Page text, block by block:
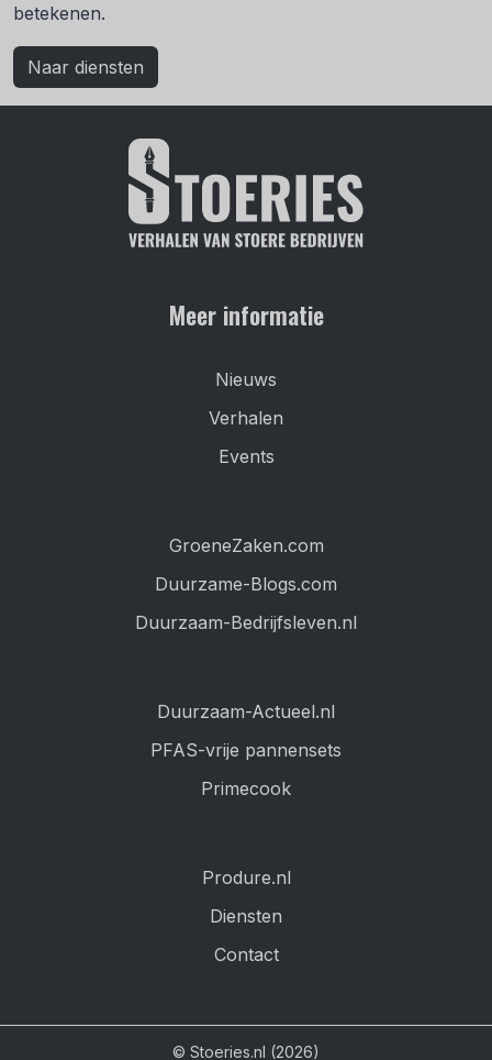
betekenen.
Naar diensten
Meer informatie
Nieuws
Verhalen
Events
GroeneZaken.com
Duurzame-Blogs.com
Duurzaam-Bedrijfsleven.nl
Duurzaam-Actueel.nl
PFAS-vrije pannensets
Primecook
Produre.nl
Diensten
Contact
© Stoeries.nl (2026)